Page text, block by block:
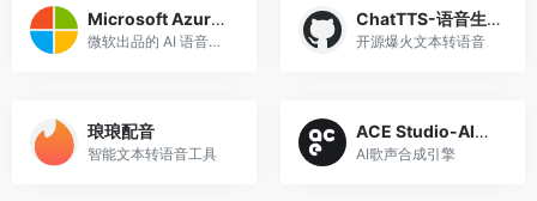
Microsoft Azure-AI 语音生成器
微软出品的 AI 语音生成器，效果可以说是相当真实流畅了。输入文本，根据选择的语言、人物、风格、语速等自动生成语音。
ChatTTS-语音生成模型
开源爆火文本转语音
琅琅配音
智能文本转语音工具
ACE Studio-AI歌声合成
AI歌声合成引擎